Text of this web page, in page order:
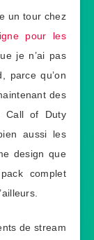
un tour chez
pour les
je n’ai pas
parce qu’on
des
Call of Duty
aussi les
design que
complet
de stream